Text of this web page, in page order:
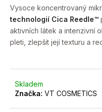
produktu
je
0,0
5
hvězdiček.
Vysoce koncentrovaný
technologií Cica Reedle™
aktivních látek a intenzivní
pleti, zlepšit její texturu a
Skladem
Značka: VT COSMETICS
o
p
o
r
u
u
e
m